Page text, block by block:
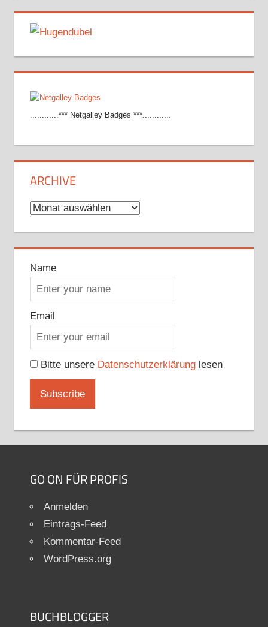
............*** Netgalley Badges ***............
ARCHIVE
Archive
Name
Email
Bitte unsere Datenschutzerklärunglesen
GO ON FÜR PROFIS
Anmelden
Eintrags-Feed
Kommentar-Feed
WordPress.org
BUCHBLOGGER